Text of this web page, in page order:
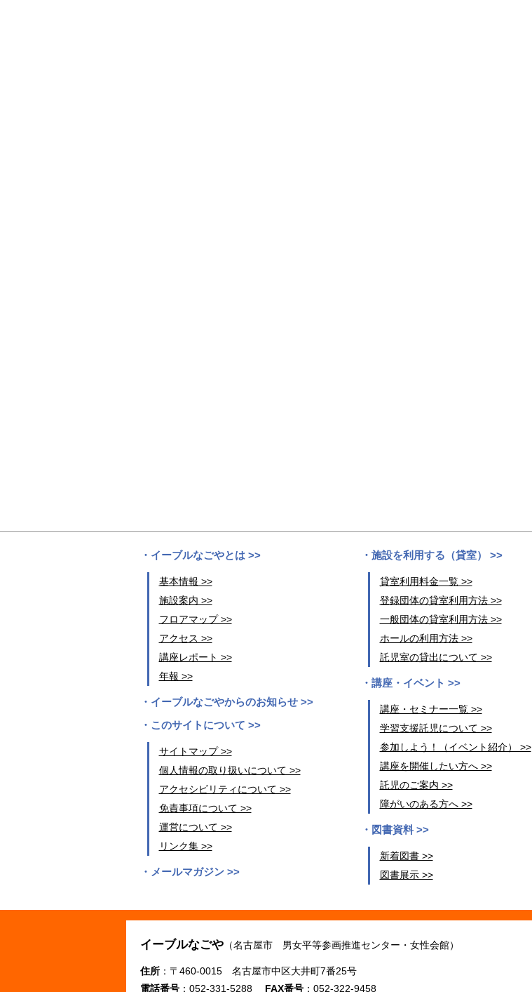
イーブルなごやとは >>
基本情報 >>
施設案内 >>
フロアマップ >>
アクセス >>
講座レポート >>
年報 >>
イーブルなごやからのお知らせ >>
このサイトについて >>
サイトマップ >>
個人情報の取り扱いについて >>
アクセシビリティについて >>
免責事項について >>
運営について >>
リンク集 >>
メールマガジン >>
施設を利用する（貸室） >>
貸室利用料金一覧 >>
登録団体の貸室利用方法 >>
一般団体の貸室利用方法 >>
ホールの利用方法 >>
託児室の貸出について >>
講座・イベント >>
講座・セミナー一覧 >>
学習支援託児について >>
参加しよう！（イベント紹介） >>
講座を開催したい方へ >>
託児のご案内 >>
障がいのある方へ >>
図書資料 >>
新着図書 >>
図書展示 >>
イーブルなごや（名古屋市 男女平等参画推進センター・女性会館）
住所：〒460-0015 名古屋市中区大井町7番25号
電話番号：052-331-5288 FAX番号：052-322-9458